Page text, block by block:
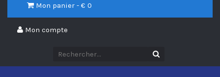
Mon panier - € 0
Mon compte